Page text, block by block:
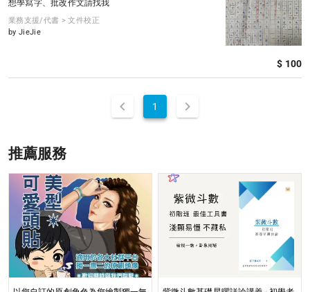
想學寫字、批改作文請找我
業務支援/代書 > 文件校正
by JieJie
$ 100
1
推薦服務